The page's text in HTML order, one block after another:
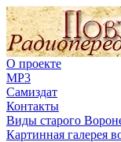
О проекте
MP3
Самиздат
Контакты
Виды старого
Картинная галерея